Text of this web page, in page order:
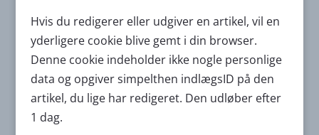
Hvis du redigerer eller udgiver en artikel, vil en
yderligere cookie blive gemt i din browser.
Denne cookie indeholder ikke nogle personlige
data og opgiver simpelthen indlægsID på den
artikel, du lige har redigeret. Den udløber efter
1 dag.